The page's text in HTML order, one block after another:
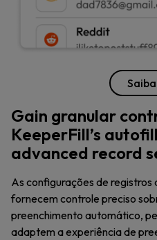
Gain granular
KeeperFill’s
advanced record
As configurações de registros
fornecem controle preciso
preenchimento automático,
adaptem a experiência de